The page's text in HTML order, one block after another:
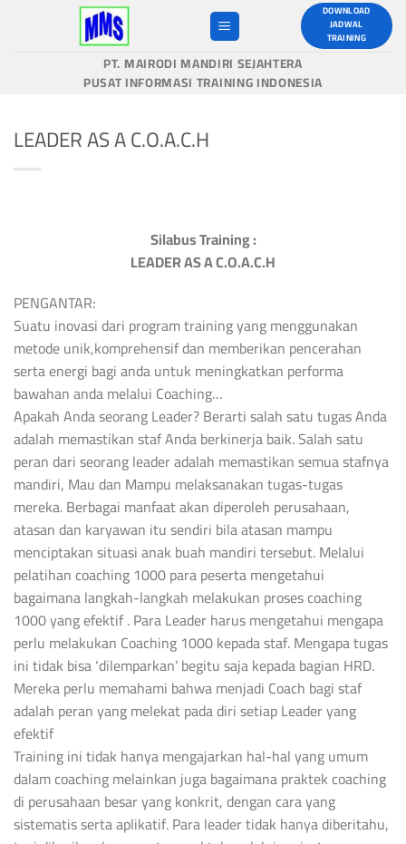
DOWNLOAD
JADWAL
TRAINING
PT. MAIRODI MANDIRI SEJAHTERA
PUSAT INFORMASI TRAINING INDONESIA
LEADER AS A C.O.A.C.H
Silabus Training :
LEADER AS A C.O.A.C.H
PENGANTAR:
Suatu inovasi dari program training yang menggunakan
metode unik,komprehensif dan memberikan pencerahan
serta energi bagi anda untuk meningkatkan performa
bawahan anda melalui Coaching…
Apakah Anda seorang Leader? Berarti salah satu tugas Anda
adalah memastikan staf Anda berkinerja baik. Salah satu
peran dari seorang leader adalah memastikan semua stafnya
mandiri, Mau dan Mampu melaksanakan tugas-tugas
mereka. Berbagai manfaat akan diperoleh perusahaan,
atasan dan karyawan itu sendiri bila atasan mampu
menciptakan situasi anak buah mandiri tersebut. Melalui
pelatihan coaching 1000 para peserta mengetahui
bagaimana langkah-langkah melakukan proses coaching
1000 yang efektif . Para Leader harus mengetahui mengapa
perlu melakukan Coaching 1000 kepada staf. Mengapa tugas
ini tidak bisa ‘dilemparkan’ begitu saja kepada bagian HRD.
Mereka perlu memahami bahwa menjadi Coach bagi staf
adalah peran yang melekat pada diri setiap Leader yang
efektif
Training ini tidak hanya mengajarkan hal-hal yang umum
dalam coaching melainkan juga bagaimana praktek coaching
di perusahaan besar yang konkrit, dengan cara yang
sistematis serta aplikatif. Para leader tidak hanya diberitahu,